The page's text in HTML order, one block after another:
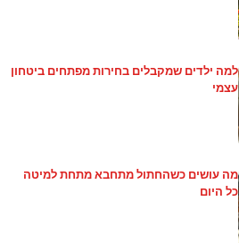
למה ילדים שמקבלים בחירות מפתחים ביטחון
עצמי
מה עושים כשהחתול מתחבא מתחת למיטה
כל היום